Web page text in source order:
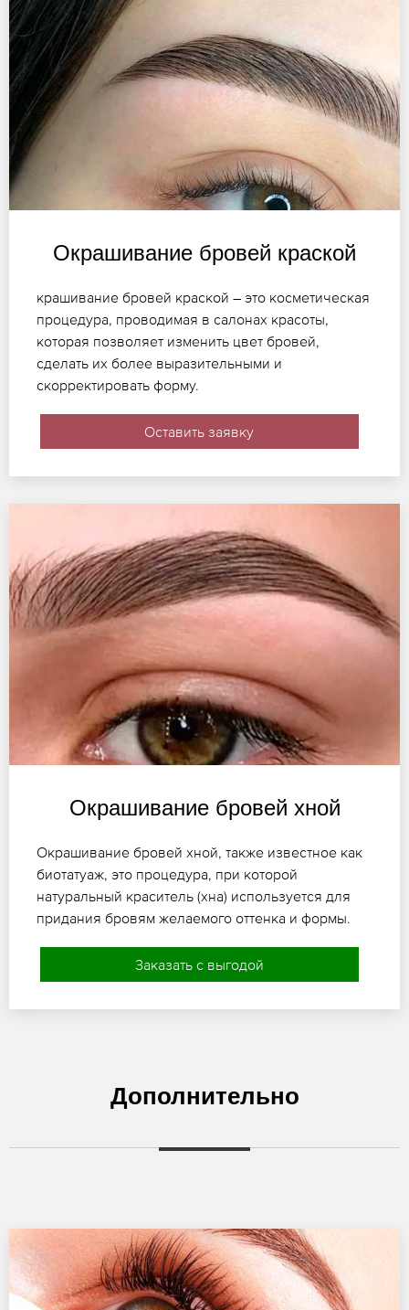
Окрашивание бровей краской
крашивание бровей краской – это косметическая
процедура, проводимая в салонах красоты,
которая позволяет изменить цвет бровей,
сделать их более выразительными и
скорректировать форму.
Оставить заявку
Окрашивание бровей хной
Окрашивание бровей хной, также известное как
биотатуаж, это процедура, при которой
натуральный краситель (хна) используется для
придания бровям желаемого оттенка и формы.
Заказать с выгодой
Дополнительно